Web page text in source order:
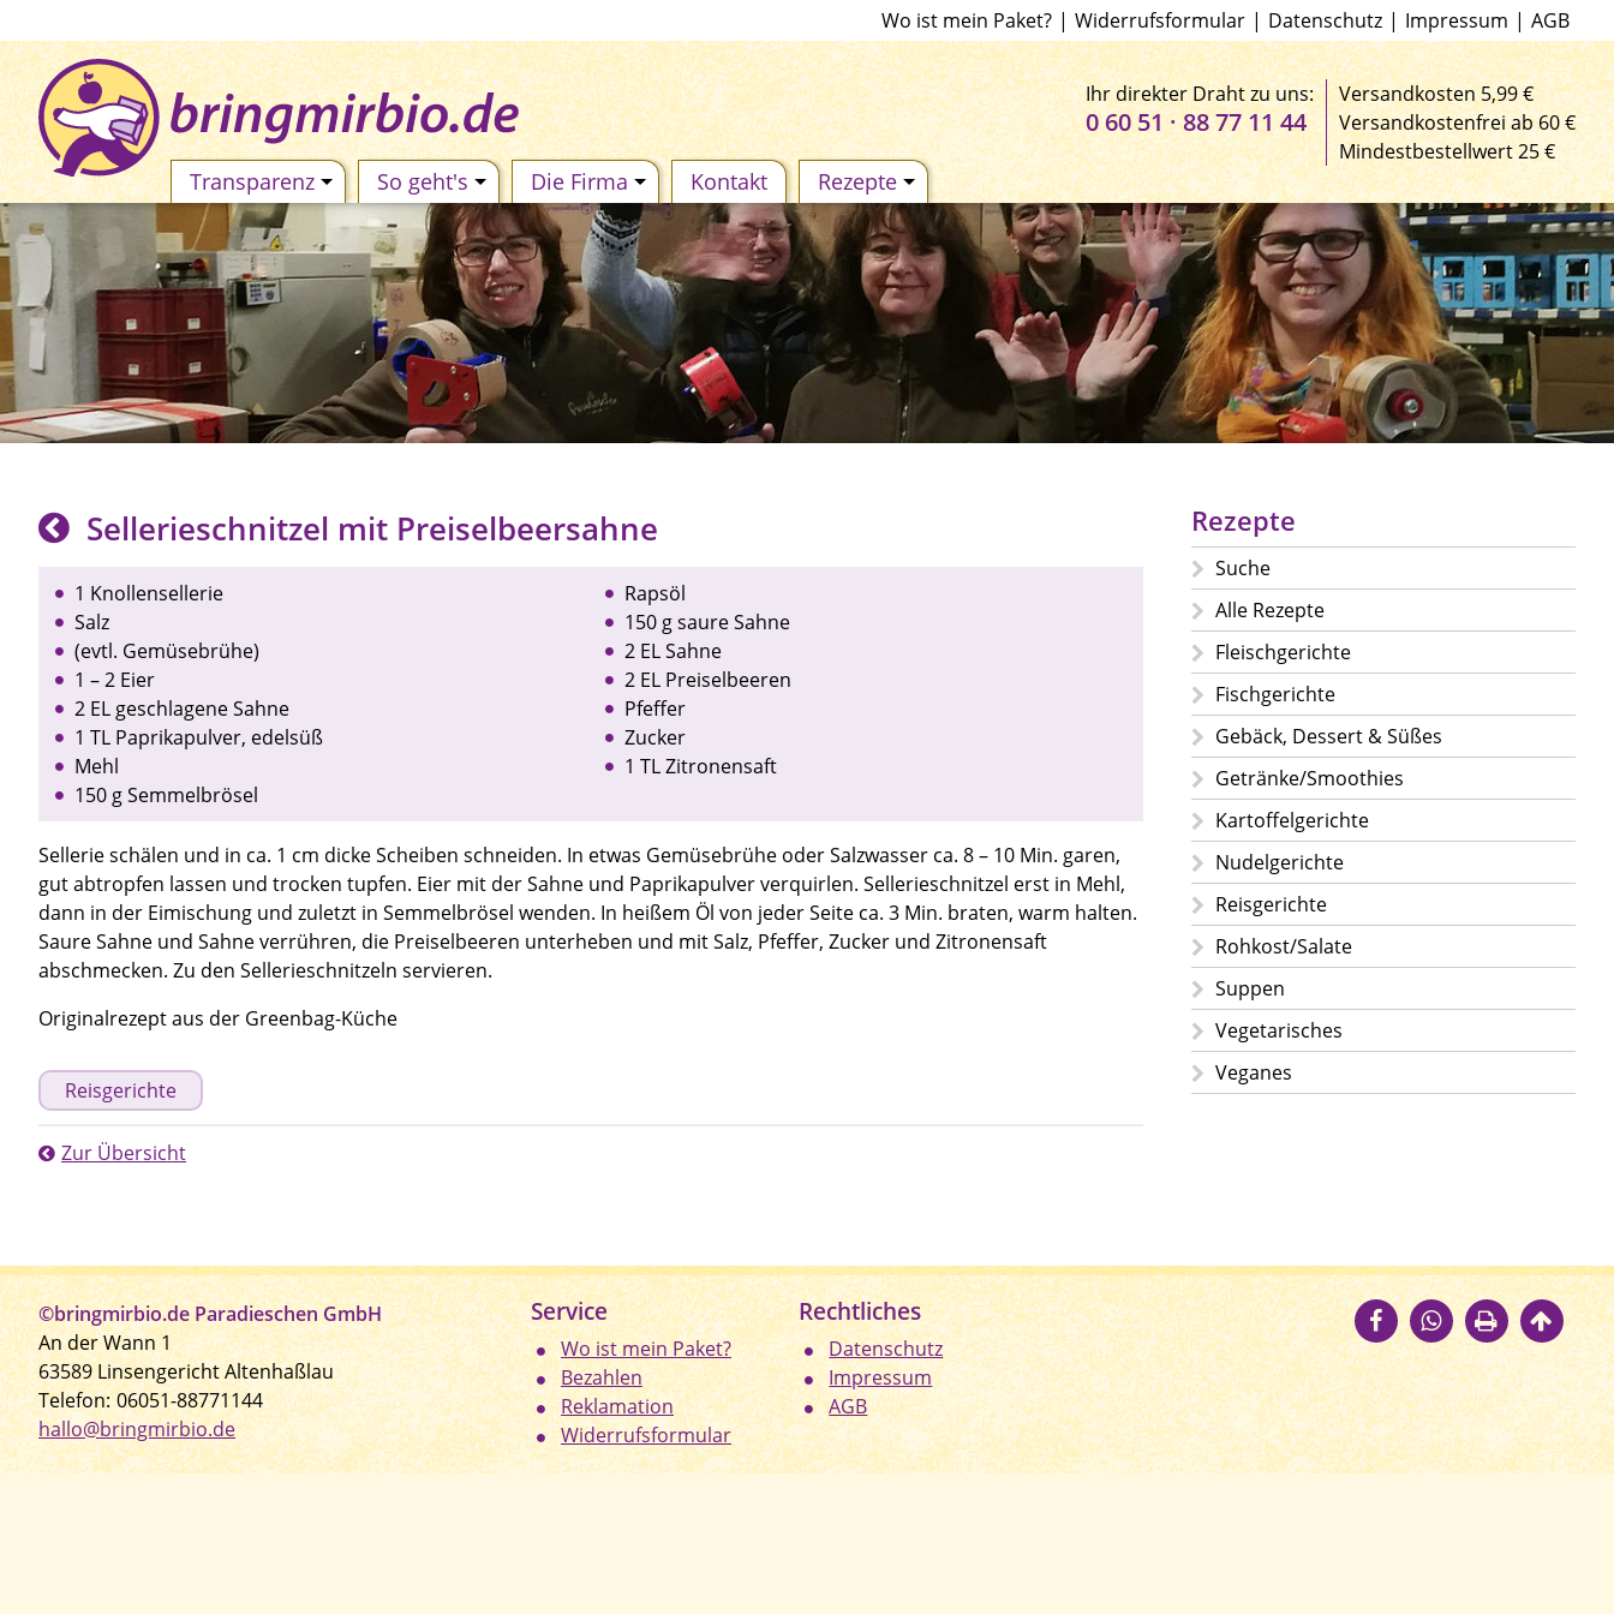
Wo ist mein Paket? | Widerrufsformular | Datenschutz | Impressum | AGB
Ihr direkter Draht zu uns:
0 60 51 · 88 77 11 44
Versandkosten 5,99 €
Versandkostenfrei ab 60 €
Mindestbestellwert 25 €
Transparenz So geht's Die Firma Kontakt Rezepte
Sellerieschnitzel mit Preiselbeersahne
1 Knollensellerie
Salz
(evtl. Gemüsebrühe)
1 – 2 Eier
2 EL geschlagene Sahne
1 TL Paprikapulver, edelsüß
Mehl
150 g Semmelbrösel
Rapsöl
150 g saure Sahne
2 EL Sahne
2 EL Preiselbeeren
Pfeffer
Zucker
1 TL Zitronensaft
Sellerie schälen und in ca. 1 cm dicke Scheiben schneiden. In etwas Gemüsebrühe oder Salzwasser ca. 8 – 10 Min. garen,
gut abtropfen lassen und trocken tupfen. Eier mit der Sahne und Paprikapulver verquirlen. Sellerieschnitzel erst in Mehl,
dann in der Eimischung und zuletzt in Semmelbrösel wenden. In heißem Öl von jeder Seite ca. 3 Min. braten, warm halten.
Saure Sahne und Sahne verrühren, die Preiselbeeren unterheben und mit Salz, Pfeffer, Zucker und Zitronensaft
abschmecken. Zu den Sellerieschnitzeln servieren.
Originalrezept aus der Greenbag-Küche
Reisgerichte
Zur Übersicht
Rezepte
Suche
Alle Rezepte
Fleischgerichte
Fischgerichte
Gebäck, Dessert & Süßes
Getränke/Smoothies
Kartoffelgerichte
Nudelgerichte
Reisgerichte
Rohkost/Salate
Suppen
Vegetarisches
Veganes
©bringmirbio.de Paradieschen GmbH
An der Wann 1
63589 Linsengericht Altenhaßlau
Telefon: 06051-88771144
hallo@bringmirbio.de
Service
Wo ist mein Paket?
Bezahlen
Reklamation
Widerrufsformular
Rechtliches
Datenschutz
Impressum
AGB